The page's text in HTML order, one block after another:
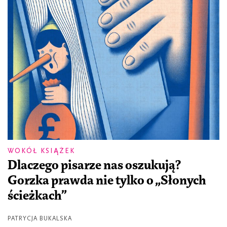
WOKÓŁ KSIĄŻEK
Dlaczego pisarze nas oszukują?
Gorzka prawda nie tylko o „Słonych
ścieżkach”
PATRYCJA BUKALSKA